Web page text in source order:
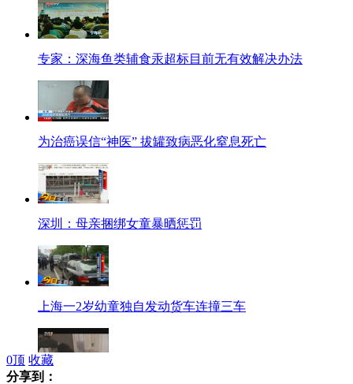
专家：深海鱼类辅食汞超标目前无有效解决办法
为治癌误信“神医” 拔罐致病恶化窒息死亡
深圳：母亲捆绑女童暴晒惩罚
上海一2岁幼童独自发动货车连撞三车
0顶 收藏
分享到：